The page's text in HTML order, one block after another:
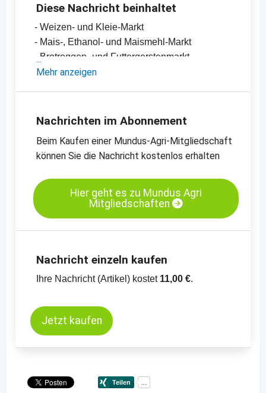
Diese Nachricht beinhaltet
- Weizen- und Kleie-Markt
- Mais-, Ethanol- und Maismehl-Markt
- Brotroggen- und Futtergerstenmarkt
- Schälhafer und Futterhafermarkt
- Offizielle Ernteschätzungen
Exportdaten
- Preischats zu verschiedenen Kassamärkten
Kassamarkt - Körnermais - Süd-Oldenburg
Mehr anzeigen
Nachrichten im Abonnement
Beim Kaufen einer Mundus-Agri-Mitgliedschaft
können Sie die Nachricht kostenlos erhalten
Hier geht es zu Mundus Agri
Mitgliedschaften
Nachricht einzeln kaufen
Ihre Nachricht (Artikel) kostet 11,00 €.
Jetzt kaufen